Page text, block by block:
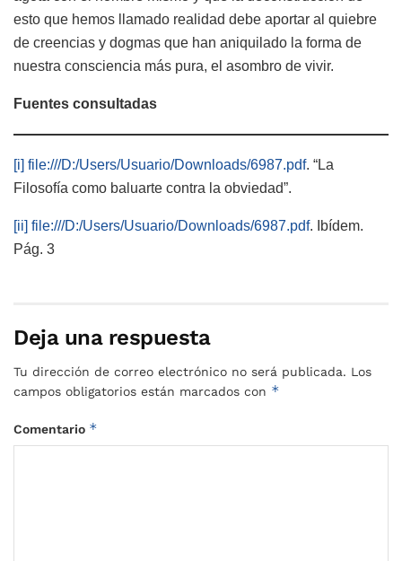
esto que hemos llamado realidad debe aportar al quiebre
de creencias y dogmas que han aniquilado la forma de
nuestra consciencia más pura, el asombro de vivir.
Fuentes consultadas
[i] file:///D:/Users/Usuario/Downloads/6987.pdf. “La
Filosofía como baluarte contra la obviedad”.
[ii] file:///D:/Users/Usuario/Downloads/6987.pdf. Ibídem.
Pág. 3
Deja una respuesta
Tu dirección de correo electrónico no será publicada. Los
campos obligatorios están marcados con *
Comentario *